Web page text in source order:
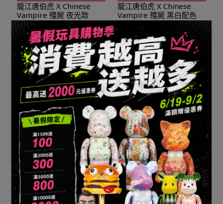
龍江唐伯虎 X Chinese
Vampire 殭屍 夜光款
NT$9,500
加入購物車
龍江唐伯虎 X Chinese
Vampire 殭屍 黑白配色
加入購物車
龍江唐伯虎 Sit With
Grandpa 坐姿 肯德基爺爺
NT$9,200
加入購物車
龍江唐伯虎 X Chinese
Vampire 殭屍
NT$8,800
加入購物車